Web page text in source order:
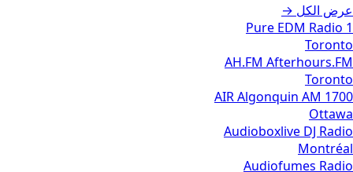
عرض الكل →
1 Pure EDM Radio
Toronto
AH.FM Afterhours.FM
Toronto
AIR Algonquin AM 1700
Ottawa
Audioboxlive DJ Radio
Montréal
Audiofumes Radio